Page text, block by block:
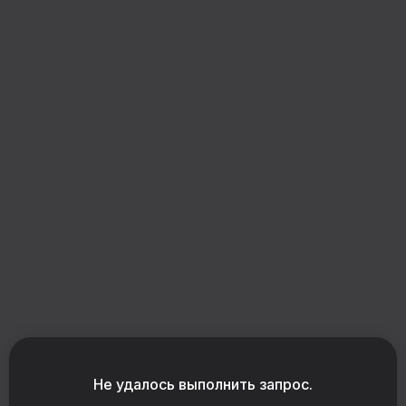
Загрузка конструктора
Не удалось выполнить запрос.